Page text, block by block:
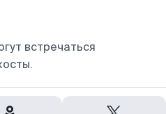
встречаться